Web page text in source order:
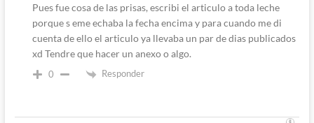
Pues fue cosa de las prisas, escribi el articulo a toda leche
porque s eme echaba la fecha encima y para cuando me di
cuenta de ello el articulo ya llevaba un par de dias publicados
xd Tendre que hacer un anexo o algo.
0 Responder